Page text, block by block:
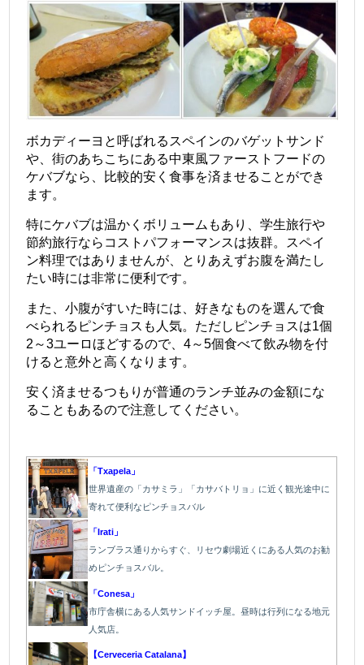
ボカディーヨと呼ばれるスペインのバゲットサンド
や、街のあちこちにある中東風ファーストフードの
ケバブなら、比較的安く食事を済ませることができ
ます。
特にケバブは温かくボリュームもあり、学生旅行や
節約旅行ならコストパフォーマンスは抜群。スペイ
ン料理ではありませんが、とりあえずお腹を満たし
たい時には非常に便利です。
また、小腹がすいた時には、好きなものを選んで食
べられるピンチョスも人気。ただしピンチョスは1個
2～3ユーロほどするので、4～5個食べて飲み物を付
けると意外と高くなります。
安く済ませるつもりが普通のランチ並みの金額にな
ることもあるので注意してください。
「Txapela」
世界遺産の「カサミラ」「カサバトリョ」に近く観光途中に
寄れて便利なピンチョスバル
「Irati」
ランブラス通りからすぐ、リセウ劇場近くにある人気のお勧
めピンチョスバル。
「Conesa」
市庁舎横にある人気サンドイッチ屋。昼時は行列になる地元
人気店。
【Cerveceria Catalana】